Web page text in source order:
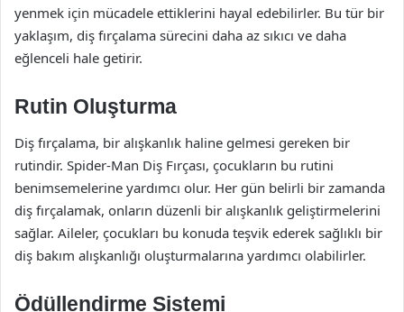
yenmek için mücadele ettiklerini hayal edebilirler. Bu tür bir
yaklaşım, diş fırçalama sürecini daha az sıkıcı ve daha
eğlenceli hale getirir.
Rutin Oluşturma
Diş fırçalama, bir alışkanlık haline gelmesi gereken bir
rutindir. Spider-Man Diş Fırçası, çocukların bu rutini
benimsemelerine yardımcı olur. Her gün belirli bir zamanda
diş fırçalamak, onların düzenli bir alışkanlık geliştirmelerini
sağlar. Aileler, çocukları bu konuda teşvik ederek sağlıklı bir
diş bakım alışkanlığı oluşturmalarına yardımcı olabilirler.
Ödüllendirme Sistemi